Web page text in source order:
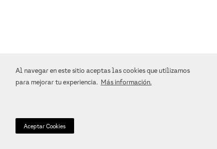
Al navegar en este sitio aceptas las cookies que utilizamos
para mejorar tu experiencia. Más información.
Aceptar Cookies